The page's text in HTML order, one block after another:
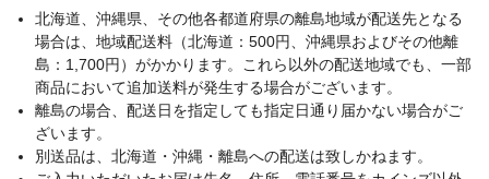
北海道、沖縄県、その他各都道府県の離島地域が配送先となる
場合は、地域配送料（北海道：500円、沖縄県およびその他離
島：1,700円）がかかります。これら以外の配送地域でも、一部
商品において追加送料が発生する場合がございます。
離島の場合、配送日を指定しても指定日通り届かない場合がご
ざいます。
別送品は、北海道・沖縄・離島への配送は致しかねます。